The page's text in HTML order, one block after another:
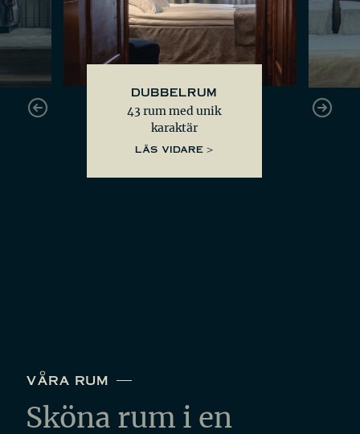
DUBBELRUM
43 rum med unik
karaktär
LÄS VIDARE
våra rum
Sköna rum i en